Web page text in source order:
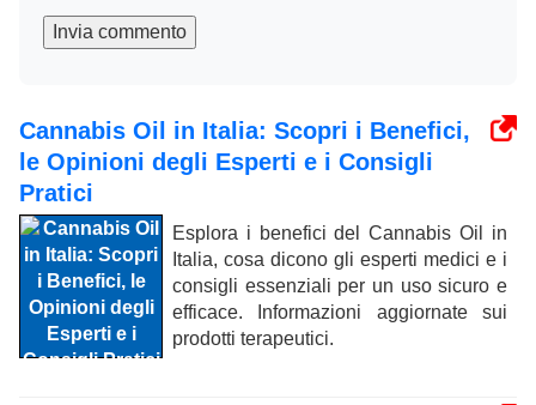
Invia commento
Cannabis Oil in Italia: Scopri i Benefici,
le Opinioni degli Esperti e i Consigli
Pratici
Esplora i benefici del Cannabis Oil in
Italia, cosa dicono gli esperti medici e i
consigli essenziali per un uso sicuro e
efficace. Informazioni aggiornate sui
prodotti terapeutici.